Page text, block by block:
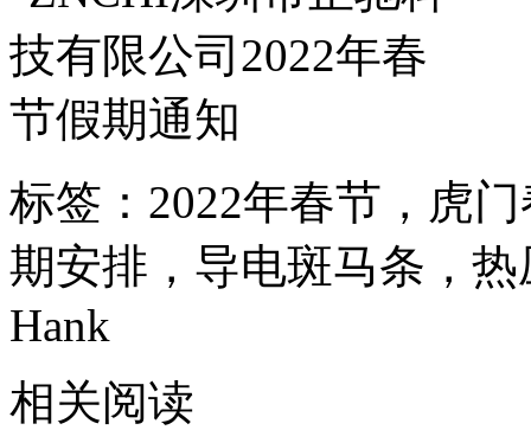
标签：2022年春节，虎
期安排，导电斑马条，
Hank
相关阅读